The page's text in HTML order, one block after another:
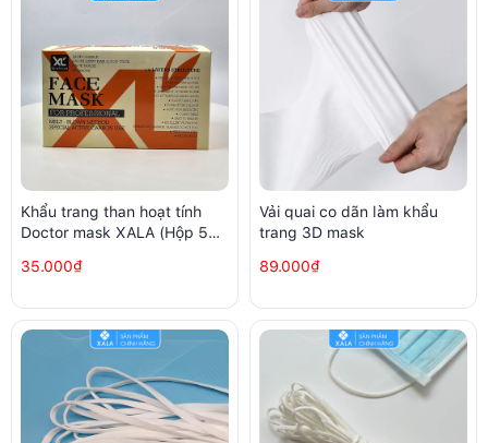
Khẩu trang than hoạt tính
Doctor mask XALA (Hộp 50
35.000₫
Vải quai co dãn làm khẩu
trang 3D mask
89.000₫